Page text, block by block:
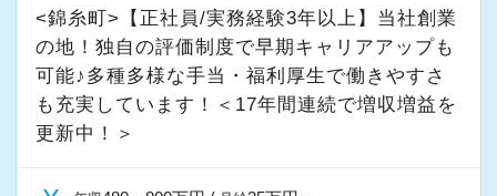
当社の実践型インターンでは、普段の学生生活
では扱うことのない専門性が高い業務をお任せ
します。
そのため、勢いだけではどうにもならない課題
や問題点もでてきますが、一つずつ確実に乗り
告業務にもチャレンジして頂けます。先輩スタ
ッフがサポートしますので、安心して税務・会
計の業務を一通り覚えられます！
▽ステップ3(4ヶ月目〜)
この7つの要素に共感するメンバーが集まってい
ます。
それぞれが自分自身の目標に向かって主体的に
行動でき、お互いに協力し、常に感謝しあえる
に周囲への思いやりや感謝の気持ちを持ち、誠
実に仕事へ向き合える方と一緒に働きたいと考
えています。
<錦糸町>【正社員/実務経験3年以上】当社創業
の地！独自の評価制度で早期キャリアアップも
可能♪多種多様な手当・福利厚生で働きやすさ
も充実しています！＜17年間連続で増収増益を
更新中！＞